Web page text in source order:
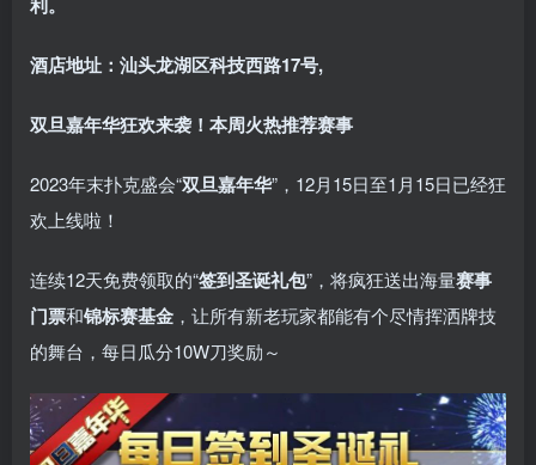
利。
酒店地址：汕头龙湖区科技西路17号,
双旦嘉年华狂欢来袭！ 本周火热推荐赛事
2023年末扑克盛会“双旦嘉年华”，12月15日至1月15日已经狂
欢上线啦！
连续12天免费领取的“签到圣诞礼包”，将疯狂送出海量赛事
门票和锦标赛基金 ，让所有新老玩家都能有个尽情挥洒牌技
的舞台，每日瓜分10W刀奖励～